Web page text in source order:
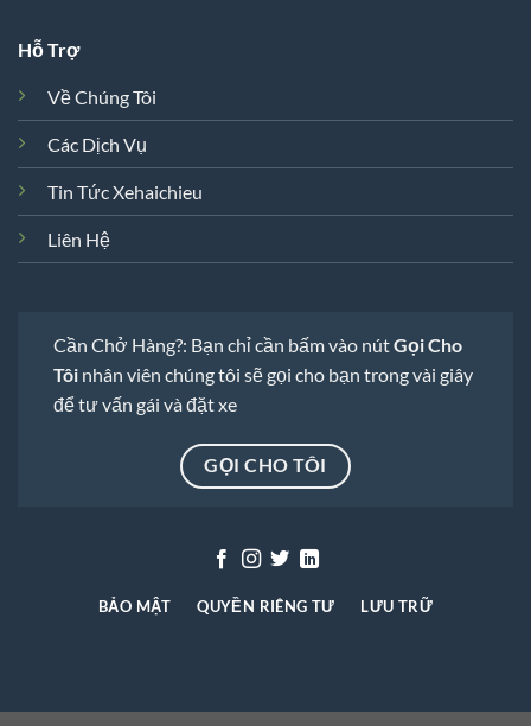
Hỗ Trợ
Về Chúng Tôi
Các Dịch Vụ
Tin Tức Xehaichieu
Liên Hệ
Cần Chở Hàng?: Bạn chỉ cần bấm vào nútGọi Cho
Tôi nhân viên chúng tôi sẽ gọi cho bạn trong vài giây
để tư vấn gái và đặt xe
GỌI CHO TÔI
BẢO MẬT QUYỀN RIÊNG TƯ LƯU TRỮ